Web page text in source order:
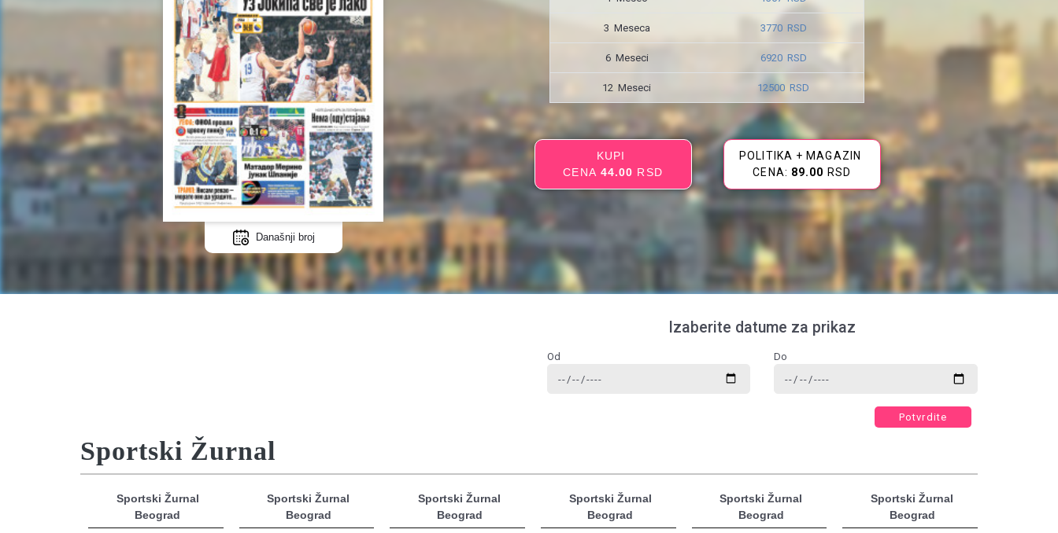
Današnji broj
3 Meseca 3770 RSD
6 Meseci 6920 RSD
12 Meseci 12500 RSD
KUPI
CENA 44.00 RSD
POLITIKA + MAGAZIN
CENA: 89.00 RSD
Izaberite datume za prikaz
Od Do
Potvrdite
Sportski Žurnal
Sportski Žurnal
Beograd
Sportski Žurnal
Beograd
Sportski Žurnal
Beograd
Sportski Žurnal
Beograd
Sportski Žurnal
Beograd
Sportski Žurnal
Beograd